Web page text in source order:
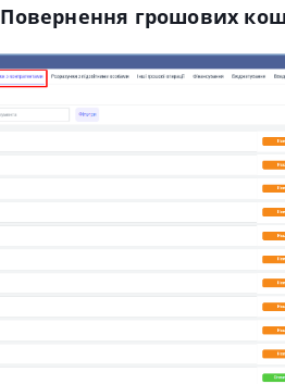
Повернення грошових